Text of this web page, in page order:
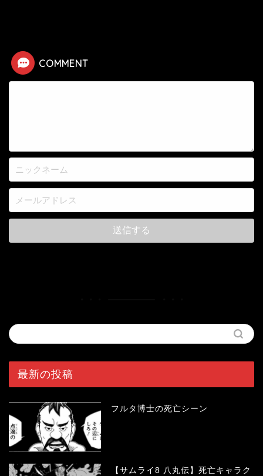
COMMENT
最新の投稿
フルタ博士の死亡シーン
【サムライ8 八丸伝】死亡キャラク